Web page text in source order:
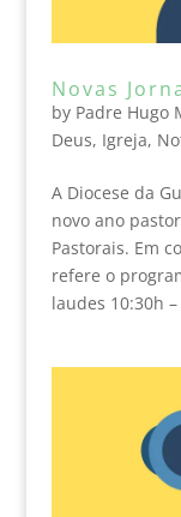
Novas
by Padre Hugo
Deus, Igreja,
A Diocese da
novo ano
Pastorais. Em
refere o
laudes 10:30h